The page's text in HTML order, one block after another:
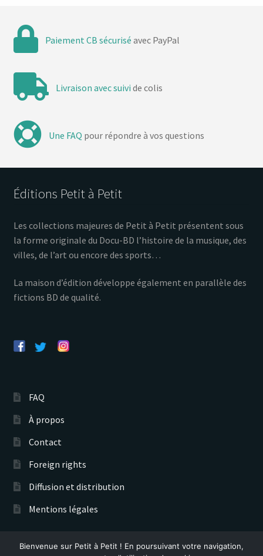
Paiement CB sécurisé avec PayPal
Livraison avec suivi de colis
Une FAQ pour répondre à vos questions
Éditions Petit à Petit
Les collections majeures de Petit à Petit présentent sous
la forme originale du Docu-BD l’histoire de la musique, des
villes, de l’art ou encore des sports…
La maison d’édition développe également en parallèle des
fictions BD de qualité.
FAQ
À propos
Contact
Foreign rights
Diffusion et distribution
Mentions légales
Bienvenue sur Petit à Petit ! En poursuivant votre navigation,